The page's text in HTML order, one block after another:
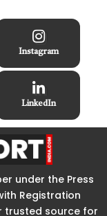
Instagram
LinkedIn
under the Press
Registration
trusted source for